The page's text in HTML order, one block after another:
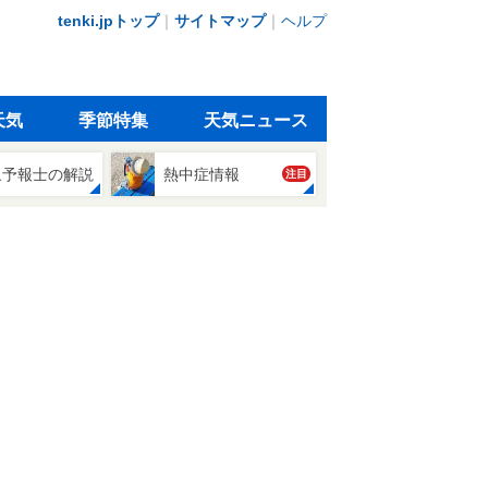
tenki.jpトップ｜ サイトマップ｜ ヘルプ
気 季節特集 天気ニュース
報士の解説 熱中症情報 注目